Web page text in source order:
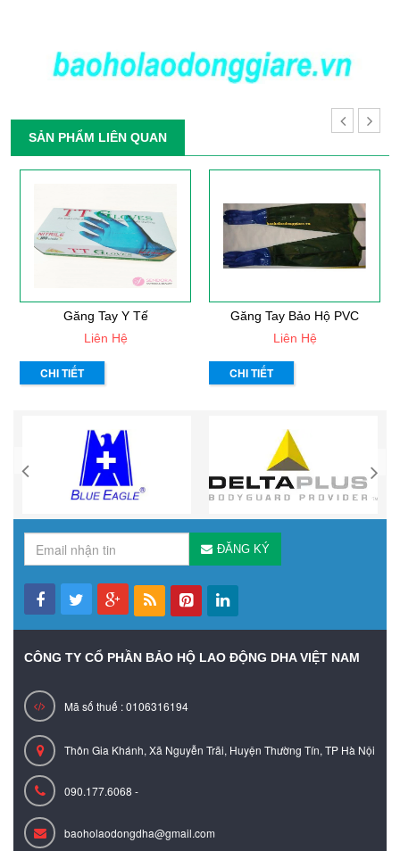
SẢN PHẨM LIÊN QUAN
Găng Tay Y Tế
Liên Hệ
CHI TIẾT
Găng Tay Bảo Hộ PVC
Liên Hệ
CHI TIẾT
ĐĂNG KÝ
CÔNG TY CỔ PHẦN BẢO HỘ LAO ĐỘNG DHA VIỆT NAM
Mã số thuế : 0106316194
Thôn Gia Khánh, Xã Nguyễn Trãi, Huyện Thường Tín, TP Hà Nội
090.177.6068 -
baoholaodongdha@gmail.com